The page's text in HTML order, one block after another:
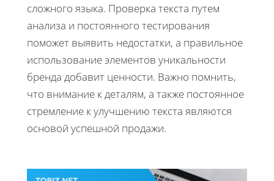
сложного языка. Проверка текста путем
анализа и постоянного тестирования
поможет выявить недостатки, а правильное
использование элементов уникальности
бренда добавит ценности. Важно помнить,
что внимание к деталям, а также постоянное
стремление к улучшению текста являются
основой успешной продажи.